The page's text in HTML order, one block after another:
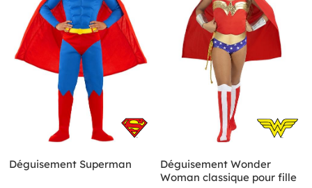
Déguisement Superman
Déguisement Wonder
Woman classique pour fille